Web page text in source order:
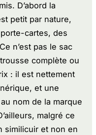
D’abord la
petit par nature,
cartes, des
n’est pas le sac
complète ou
: il est nettement
et une
nom de la marque
malgré ce
similicuir et non en